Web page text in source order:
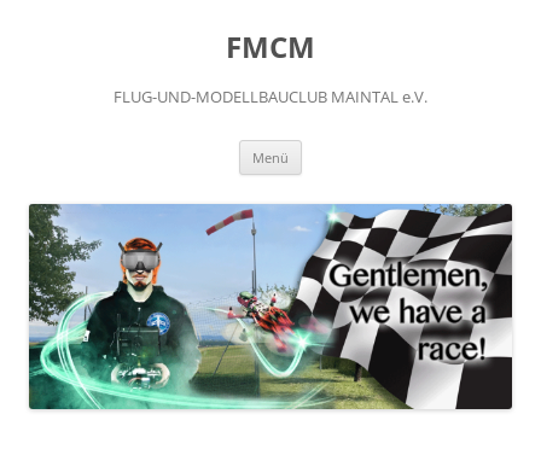
FMCM
FLUG-UND-MODELLBAUCLUB MAINTAL e.V.
Menü